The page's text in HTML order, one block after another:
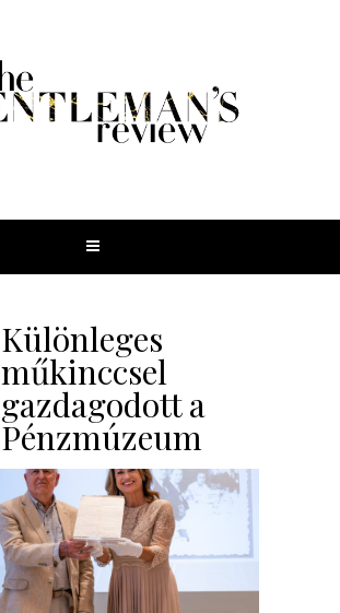
Különleges
műkinccsel
gazdagodott a
Pénzmúzeum